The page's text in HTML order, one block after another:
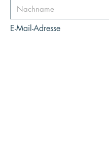
E-Mail-Adresse